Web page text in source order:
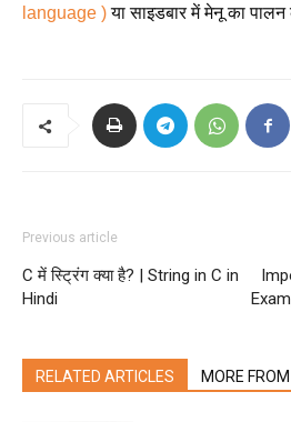
language )या साइडबार में मेनू का
Previous article
C में स्ट्रिंग क्या है? | String in C in
Hindi
RELATED ARTICLES MORE